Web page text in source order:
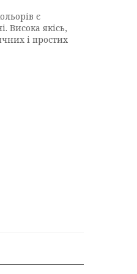
є
Висока якісь,
і простих